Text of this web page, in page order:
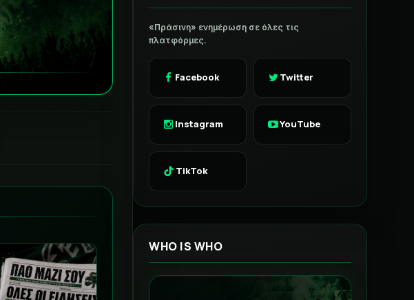
«Πράσινη» ενημέρωση σε όλες τις
πλατφόρμες.
Facebook Twitter
Instagram YouTube
TikTok
WHO IS WHO